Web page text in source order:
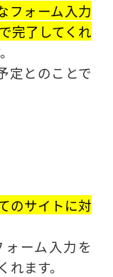
フォーム入力
完了してくれ
定とのことで
のサイトに対
ーム入力を
ます。